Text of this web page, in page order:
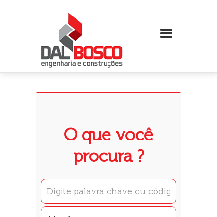
O que você
procura ?